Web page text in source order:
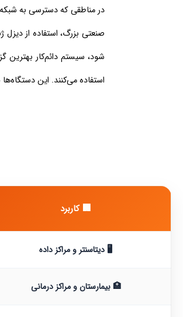
در مناطقی که دسترسی به شبکه
صنعتی بزرگ، استفاده از
شود، سیستم دائم‌کار بهترین
استفاده می‌کنند. این
🏢 کاربرد
🖥️ دیتاسنتر و مراکز داده
🏥 بیمارستان و مراکز درمانی